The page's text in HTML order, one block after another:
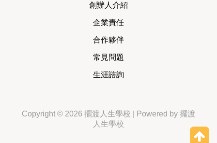
創辦人介紹
企業責任
合作夥伴
常見問題
生涯諮詢
Copyright © 2026 擺渡人生學校 | Powered by 擺渡
人生學校